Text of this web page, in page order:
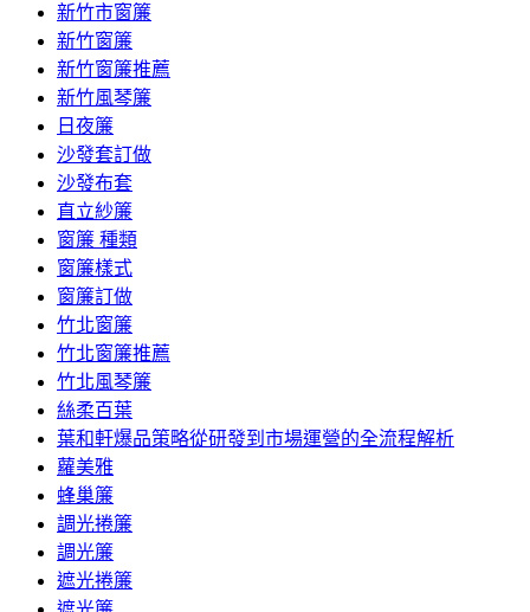
新竹市窗簾
新竹窗簾
新竹窗簾推薦
新竹風琴簾
日夜簾
沙發套訂做
沙發布套
直立紗簾
窗簾 種類
窗簾樣式
窗簾訂做
竹北窗簾
竹北窗簾推薦
竹北風琴簾
絲柔百葉
葉和軒爆品策略從研發到市場運營的全流程解析
蘿美雅
蜂巢簾
調光捲簾
調光簾
遮光捲簾